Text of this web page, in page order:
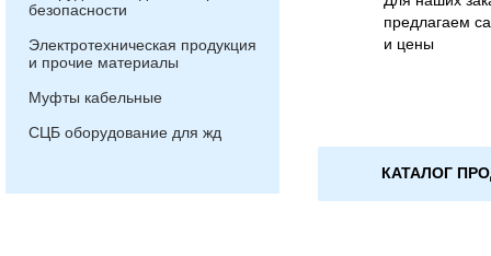
безопасности
Электротехническая продукция
и прочие материалы
Муфты кабельные
СЦБ оборудование для жд
предлагаем
и цены
КАТАЛОГ